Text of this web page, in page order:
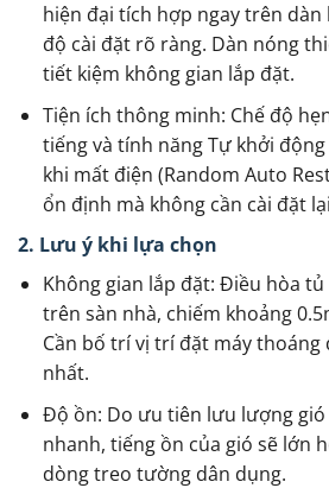
hiện đại tích hợp ngay trên
độ cài đặt rõ ràng. Dàn nóng
tiết kiệm không gian lắp đặt.
Tiện ích thông minh: Chế độ
tiếng và tính năng Tự khởi
khi mất điện (Random Auto
ổn định mà không cần cài đặt
2. Lưu ý khi lựa chọn
Không gian lắp đặt: Điều hòa
trên sàn nhà, chiếm khoảng
Cần bố trí vị trí đặt máy thoáng
nhất.
Độ ồn: Do ưu tiên lưu lượng
nhanh, tiếng ồn của gió sẽ lớn
dòng treo tường dân dụng.